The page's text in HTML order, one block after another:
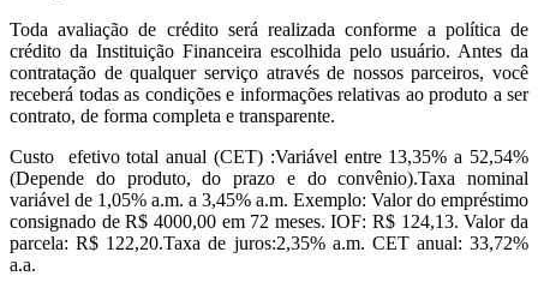
Toda avaliação de crédito será realizada conforme a política de
crédito da Instituição Financeira escolhida pelo usuário. Antes da
contratação de qualquer serviço através de nossos parceiros, você
receberá todas as condições e informações relativas ao produto a ser
contrato, de forma completa e transparente.
Custo efetivo total anual (CET) :Variável entre 13,35% a 52,54%
(Depende do produto, do prazo e do convênio).Taxa nominal
variável de 1,05% a.m. a 3,45% a.m. Exemplo: Valor do empréstimo
consignado de R$ 4000,00 em 72 meses. IOF: R$ 124,13. Valor da
parcela: R$ 122,20.Taxa de juros:2,35% a.m. CET anual: 33,72%
a.a.